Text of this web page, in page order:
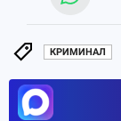
КРИМИНАЛ